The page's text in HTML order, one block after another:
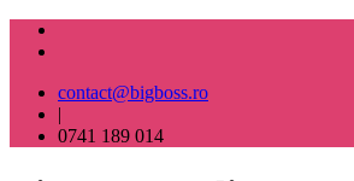
Skip
contact@bigboss.ro
|
0741 189 014